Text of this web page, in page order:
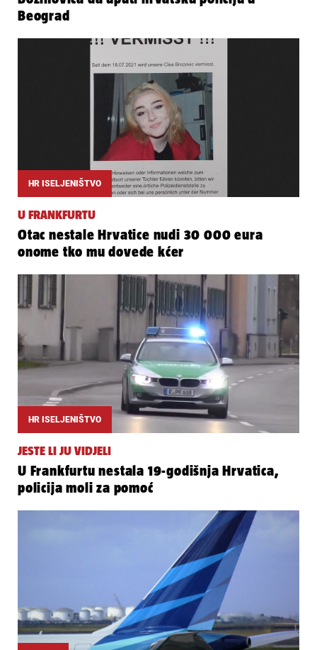
Beograd
HR ISELJENIŠTVO
U FRANKFURTU
Otac nestale Hrvatice nudi 30 000 eura
onome tko mu dovede kćer
HR ISELJENIŠTVO
JESTE LI JU VIDJELI
U Frankfurtu nestala 19-godišnja Hrvatica,
policija moli za pomoć